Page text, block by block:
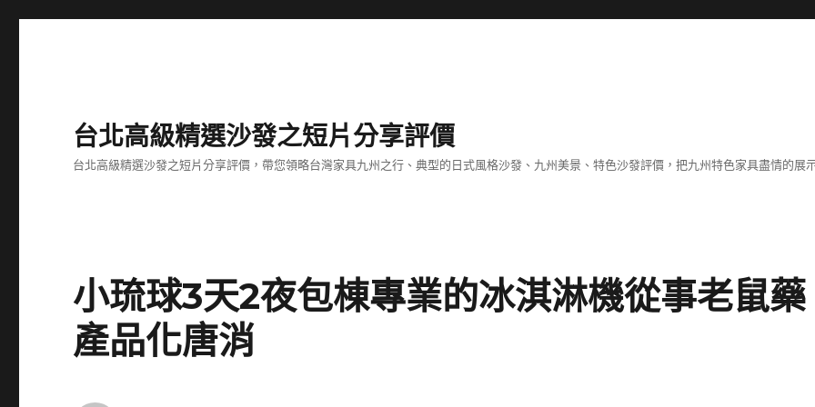
台北高級精選沙發之短片分享評價
台北高級精選沙發之短片分享評價，帶您領略台灣家具九州之行、典型的日式風格沙發、九州美景、特色沙發評價，把九州特色家具盡情的展
小琉球3天2夜包棟專業的冰淇淋機從事老鼠藥
產品化唐消